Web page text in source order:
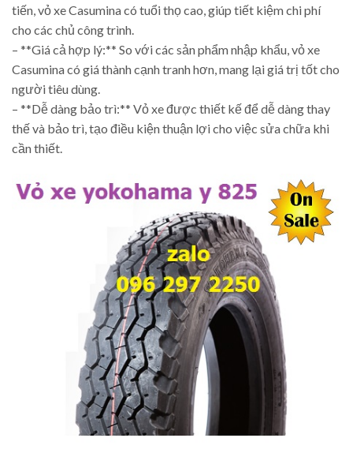
tiến, vỏ xe Casumina có tuổi thọ cao, giúp tiết kiệm chi phí
cho các chủ công trình.
– **Giá cả hợp lý:** So với các sản phẩm nhập khẩu, vỏ xe
Casumina có giá thành cạnh tranh hơn, mang lại giá trị tốt cho
người tiêu dùng.
– **Dễ dàng bảo trì:** Vỏ xe được thiết kế để dễ dàng thay
thế và bảo trì, tạo điều kiện thuận lợi cho việc sửa chữa khi
cần thiết.